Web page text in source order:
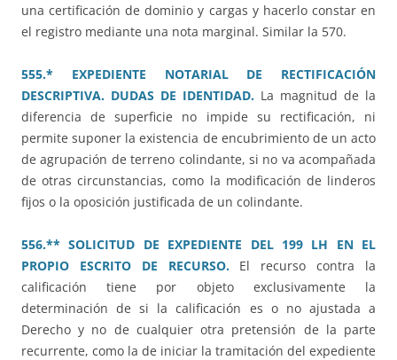
una certificación de dominio y cargas y hacerlo constar en
el registro mediante una nota marginal. Similar la 570.
555.* EXPEDIENTE NOTARIAL DE RECTIFICACIÓN
DESCRIPTIVA. DUDAS DE IDENTIDAD. La magnitud de la
diferencia de superficie no impide su rectificación, ni
permite suponer la existencia de encubrimiento de un acto
de agrupación de terreno colindante, si no va acompañada
de otras circunstancias, como la modificación de linderos
fijos o la oposición justificada de un colindante.
556.** SOLICITUD DE EXPEDIENTE DEL 199 LH EN EL
PROPIO ESCRITO DE RECURSO.El recurso contra la
calificación tiene por objeto exclusivamente la
determinación de si la calificación es o no ajustada a
Derecho y no de cualquier otra pretensión de la parte
recurrente, como la de iniciar la tramitación del expediente